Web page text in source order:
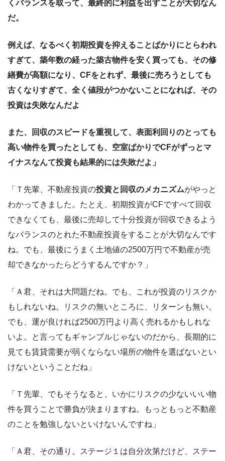
くバランスを取って、最終的に利益を出すことが大切なん
だ。
例えば、なるべく初期投資を抑えることばかりにとらわれ
すぎて、築年数の経った築古物件を安く買っても、その修
繕費が高額になり、CFをとれず、最後に売ろうとしても
古くなりすぎて、全く値段がつかないことになれば、その
投資は失敗なんだよ
また、回収のスピードを重視して、表面利回りのとっても
高い物件を買ったとしても、空室ばかりでCFがずっとマ
イナスなんて投資も結果的には失敗だよ」
「Ｔ先輩、不動産投資の投資と回収のメカニズムがやっと
わかってきました。たとえ、初期投資がCFですべて回収
できなくても、最後に売却して十分投資が回収できるよう
なバランスのとれた不動産投資をすることが大切なんです
ね。でも、最後にうまく土地値の2500万円で不動産が売
却できなかったらどうするんですか？」
「Ａ君、それは大問題だね。でも、これが投資のリスクか
もしれないね。リスクの無いところに、リターンも無い。
でも、運が良ければ2500万円より高く売れるかもしれな
いよ。と言ってもギャンブルじゃないのだから、長期的に
見ても賃貸需要が弱くならない場所の物件を選ばないとい
けないということだね」
「Ｔ先輩、でもそうなると、いかにリスクの少ないいい物
件を買うことで勝負が決まりますね。もっともっと不動産
のことを勉強しないといけないんですね」
「Ａ君、その通り。ステージ１は自分次第だけど、ステー